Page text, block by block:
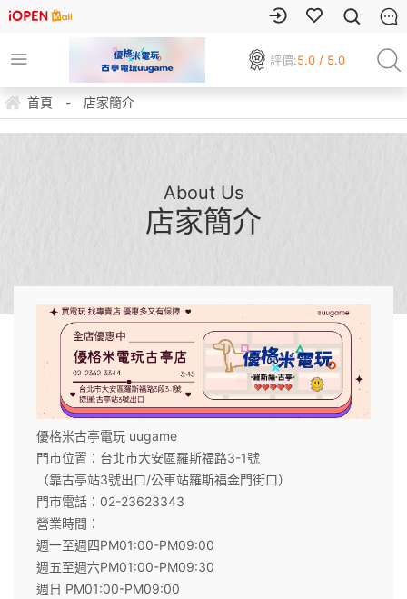
評價:5.0 / 5.0
首頁 - 店家簡介
About Us
店家簡介
優格米古亭電玩 uugame
門市位置：台北市大安區羅斯福路3-1號
（靠古亭站3號出口/公車站羅斯福金門街口）
門市電話：02-23623343
營業時間：
週一至週四PM01:00-PM09:00
週五至週六PM01:00-PM09:30
週日 PM01:00-PM09:00